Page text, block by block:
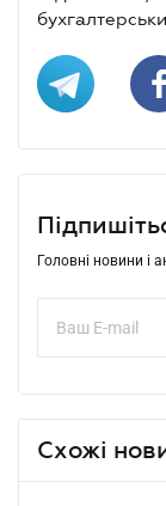
Головні новини і
Схожі